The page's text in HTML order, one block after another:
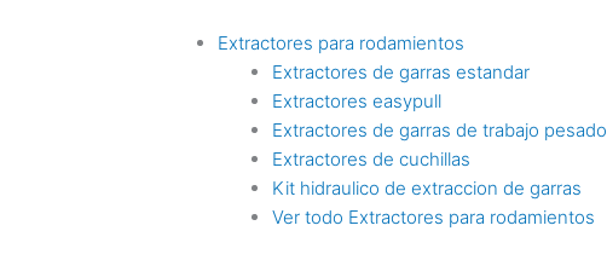
Extractores para rodamientos
Extractores de garras estandar
Extractores easypull
Extractores de garras de trabajo pesado
Extractores de cuchillas
Kit hidraulico de extraccion de garras
Ver todo Extractores para rodamientos